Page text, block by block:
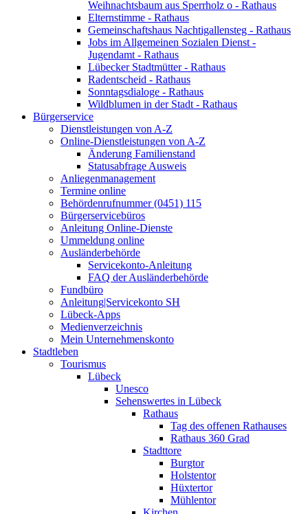
Weihnachtsbaum aus Sperrholz o - Rathaus
Elternstimme - Rathaus
Gemeinschaftshaus Nachtigallensteg - Rathaus
Jobs im Allgemeinen Sozialen Dienst -
Jugendamt - Rathaus
Lübecker Stadtmütter - Rathaus
Radentscheid - Rathaus
Sonntagsdialoge - Rathaus
Wildblumen in der Stadt - Rathaus
Bürgerservice
Dienstleistungen von A-Z
Online-Dienstleistungen von A-Z
Änderung Familienstand
Statusabfrage Ausweis
Anliegenmanagement
Termine online
Behördenrufnummer (0451) 115
Bürgerservicebüros
Anleitung Online-Dienste
Ummeldung online
Ausländerbehörde
Servicekonto-Anleitung
FAQ der Ausländerbehörde
Fundbüro
Anleitung|Servicekonto SH
Lübeck-Apps
Medienverzeichnis
Mein Unternehmenskonto
Stadtleben
Tourismus
Lübeck
Unesco
Sehenswertes in Lübeck
Rathaus
Tag des offenen Rathauses
Rathaus 360 Grad
Stadttore
Burgtor
Holstentor
Hüxtertor
Mühlentor